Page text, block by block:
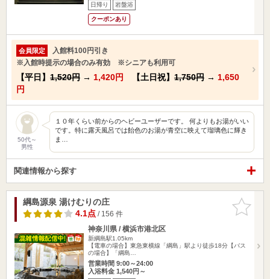
日帰り 岩盤浴
クーポンあり
会員限定
入館料100円引き
※入館時提示の場合のみ有効 ※シニアも利用可
【平日】 1,520円 → 1,420円 【土日祝】 1,750円 → 1,650
円
50代～
男性
１０年くらい前からのヘビーユーザーです。 何よりもお湯がいい
です。特に露天風呂では飴色のお湯が青空に映えて瑠璃色に輝き
ま…
関連情報から探す
お気に入
りに追加
綱島源泉 湯けむりの庄
4.1点/ 156 件
神奈川県 / 横浜市港北区
新綱島駅1.05km
【電車の場合】東急東横線「綱島」駅より徒歩18分【バス
の場合】「綱島…
営業時間 9:00～24:00
入浴料金 1,540円～